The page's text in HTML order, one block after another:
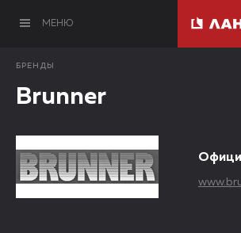
МЕНЮ
БРЕНДЫ
Brunner